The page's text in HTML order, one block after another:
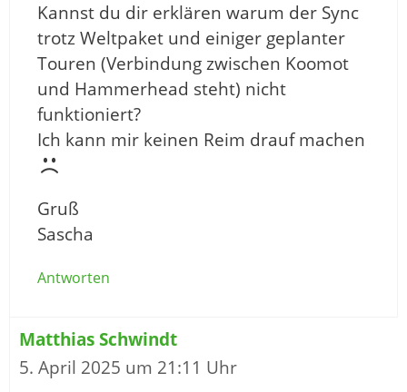
Kannst du dir erklären warum der Sync
trotz Weltpaket und einiger geplanter
Touren (Verbindung zwischen Koomot
und Hammerhead steht) nicht
funktioniert?
Ich kann mir keinen Reim drauf machen
Gruß
Sascha
Antworten
Matthias Schwindt
5. April 2025 um 21:11 Uhr